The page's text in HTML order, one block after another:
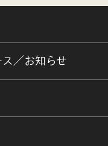
／お知らせ